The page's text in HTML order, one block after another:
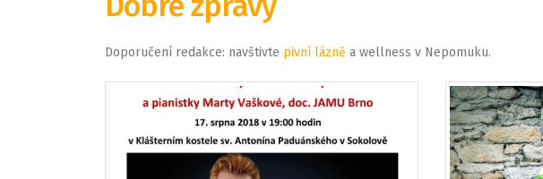
Doporučení redakce: navštivte pivní lázně a wellness v Nepomuku.